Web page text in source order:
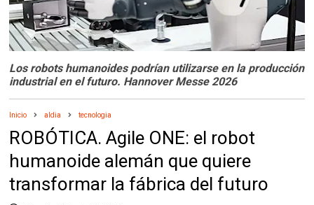
Los robots humanoides podrían utilizarse en la producción
industrial en el futuro. Hannover Messe 2026
Inicio aldia tecnologia
ROBÓTICA. Agile ONE: el robot
humanoide alemán que quiere
transformar la fábrica del futuro